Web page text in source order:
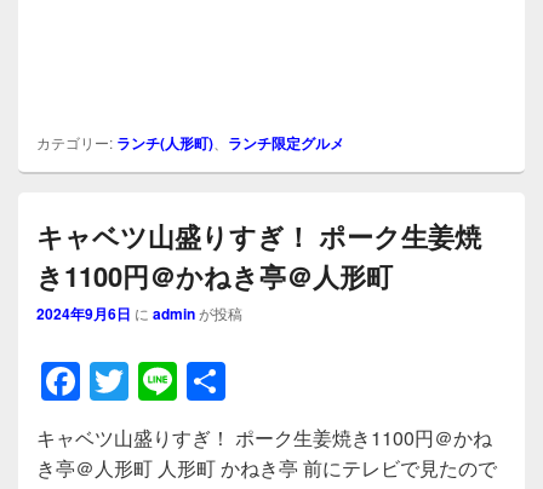
カテゴリー: ランチ(人形町) ランチ限定グルメ
キャベツ山盛りすぎ！ ポーク生姜焼
き1100円＠かねき亭＠人形町
2024年9月6日 に adminが投稿
F
a
c
T
wi
tt
Li
n
e
有
キャベツ山盛りすぎ！ ポーク生姜焼き1100円＠かね
き亭＠人形町 人形町 かねき亭 前にテレビで見たので